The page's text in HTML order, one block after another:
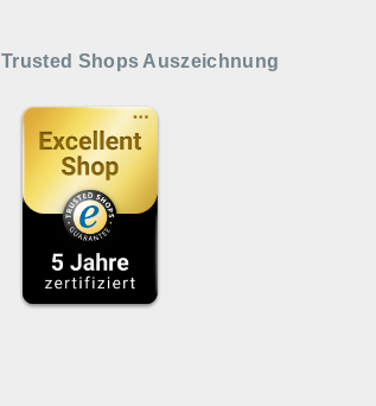
Trusted Shops Auszeichnung